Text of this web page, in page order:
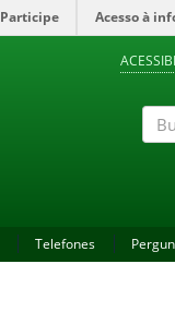
Participe Acesso à
Telefones